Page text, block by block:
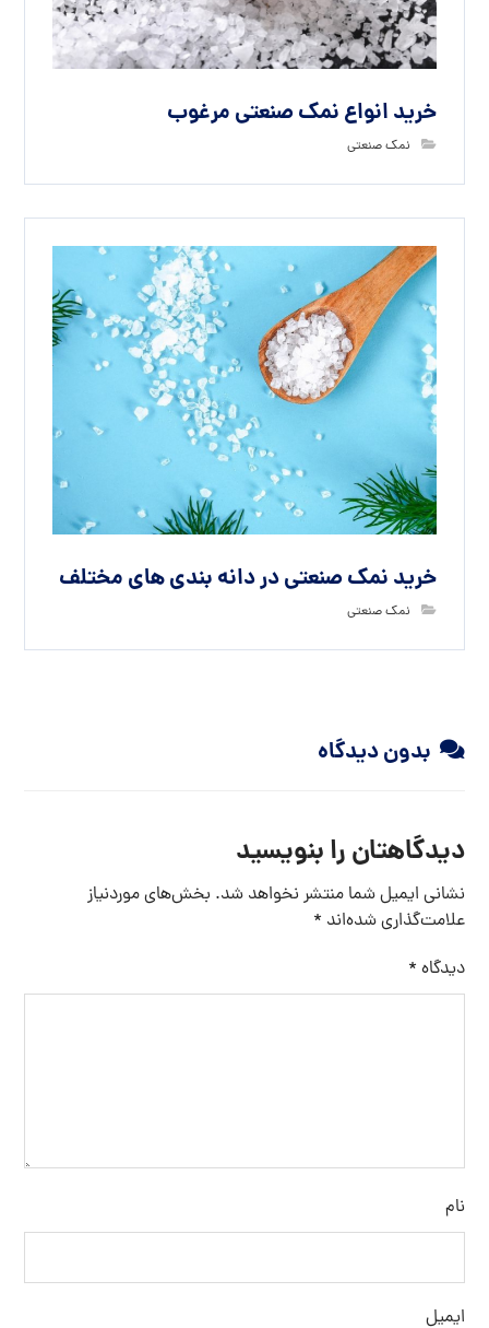
خرید انواع نمک صنعتی مرغوب
نمک صنعتی
خرید نمک صنعتی در دانه بندی های مختلف
نمک صنعتی
بدون دیدگاه
دیدگاهتان را بنویسید
نشانی ایمیل شما منتشر نخواهد شد. بخش‌های موردنیاز
علامت‌گذاری شده‌اند *
دیدگاه *
نام
ایمیل